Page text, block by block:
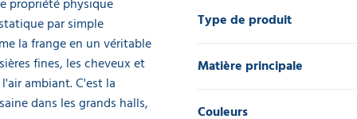
par simple
la frange en un véritable
fines, les cheveux et
ambiant. C'est la
dans les grands halls,
Type de produit
Matière principale
Couleurs